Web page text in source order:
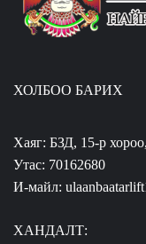
ХОЛБОО БАРИХ
Хаяг: БЗД, 15-р
Утас: 70162680
И-майл:
ХАНДАЛТ: